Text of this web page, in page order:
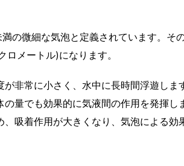
の微細な気泡と定義されています。そ
メートル)になります。
非常に小さく、水中に長時間浮遊しま
量でも効果的に気液間の作用を発揮し
吸着作用が大きくなり、気泡による効